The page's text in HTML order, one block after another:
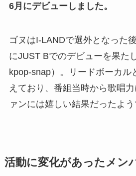
6月にデビューしました。
ゴヌはI-LANDで選外となった
にJUST Bでのデビューを果た
kpop-snap）。リードボーカル
えており、番組当時から歌唱
ァンには嬉しい結果だったよう
活動に変化があったメン